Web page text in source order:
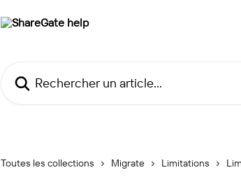
Toutes les collections Migrate Limitations